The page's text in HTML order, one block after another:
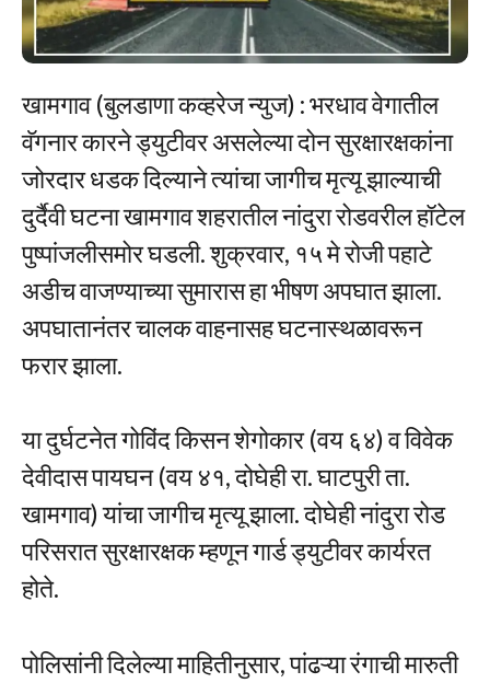
खामगाव (बुलडाणा कव्हरेज न्युज) : भरधाव वेगातील
वॅगनार कारने ड्युटीवर असलेल्या दोन सुरक्षारक्षकांना
जोरदार धडक दिल्याने त्यांचा जागीच मृत्यू झाल्याची
दुर्दैवी घटना खामगाव शहरातील नांदुरा रोडवरील हॉटेल
पुष्पांजलीसमोर घडली. शुक्रवार, १५ मे रोजी पहाटे
अडीच वाजण्याच्या सुमारास हा भीषण अपघात झाला.
अपघातानंतर चालक वाहनासह घटनास्थळावरून
फरार झाला.
या दुर्घटनेत गोविंद किसन शेगोकार (वय ६४) व विवेक
देवीदास पायघन (वय ४१, दोघेही रा. घाटपुरी ता.
खामगाव) यांचा जागीच मृत्यू झाला. दोघेही नांदुरा रोड
परिसरात सुरक्षारक्षक म्हणून गार्ड ड्युटीवर कार्यरत
होते.
पोलिसांनी दिलेल्या माहितीनुसार, पांढऱ्या रंगाची मारुती